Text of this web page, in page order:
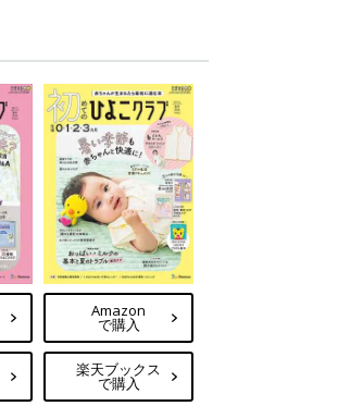
Amazon
で購入
楽天ブックス
で購入